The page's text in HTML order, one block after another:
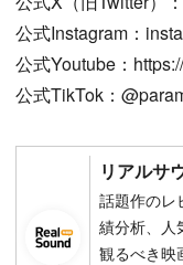
公式Instagram：
公式Youtube：
公式TikTok：
リアルサ
話題作のレ
績分析、人
観るべき映